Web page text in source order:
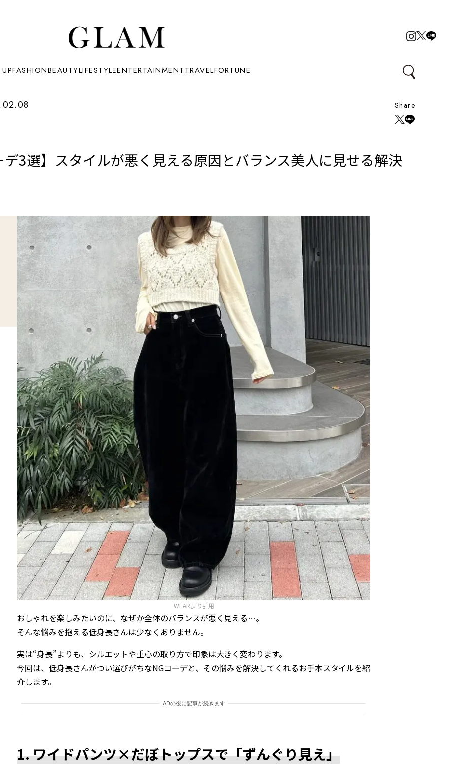
UPFASHIONBEAUTYLIFESTYLEENTERTAINMENTTRAVELFORTUNE
Share
デ3選】スタイルが悪く見える原因とバランス美人に見せる解決
WEARより引用
おしゃれを楽しみたいのに、なぜか全体のバランスが悪く見える…。
そんな悩みを抱える低身長さんは少なくありません。
実は“身長”よりも、シルエットや重心の取り方で印象は大きく変わります。
今回は、低身長さんがつい選びがちなNGコーデと、その悩みを解決してくれるお手本スタイルを紹
介します。
ADの後に記事が続きます
1. ワイドパンツ×だぼトップスで「ずんぐり見え」